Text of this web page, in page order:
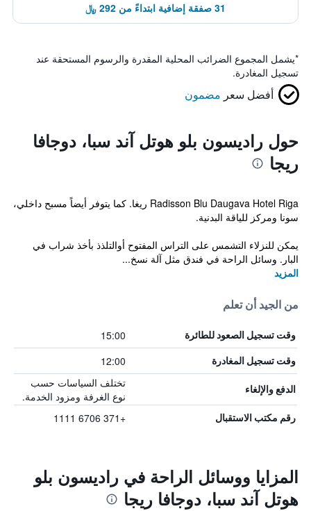
31 صفقة إضافية ابتداءً من 292 ﷼
*يشمل المجموع الضرائب المحلية المقدرة والرسوم المستحقة عند
تسجيل المغادرة.
أفضل سعر مضمون
حول راديسون بلو هوتل آند سبا، دوجافا
ريجا
Radisson Blu Daugava Hotel Riga ريغا. كما يتوفر أيضاً مسبح داخلي،
سونا ومركز للياقة البدنية.
يمكن للنزلاء التشمس على التراس المفتوح أوالتلذذ بأخذ شراب في
البار. وسائل الراحة في فندق مثل آلة نسخ...
المزيد
من الجيد أن تعلم
وقت تسجيل الصعود للطائرة 15:00
وقت تسجيل المغادرة 12:00
الدفع والإلغاء
تختلف السياسات حسب
نوع الغرفة ومزود الخدمة.
رقم مكتب الاستقبال +371 6706 1111
المزايا ووسائل الراحة في راديسون بلو
هوتل آند سبا، دوجافا ريجا